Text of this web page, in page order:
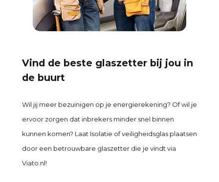
Vind de beste glaszetter bij jou in
de buurt
Wil jij meer bezuinigen op je energierekening? Of wil je
ervoor zorgen dat inbrekers minder snel binnen
kunnen komen? Laat Isolatie of veiligheidsglas plaatsen
door een betrouwbare glaszetter die je vindt via
Viato.nl!